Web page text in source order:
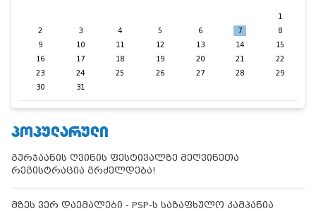
1
2
3 4 5 6 7
8
9
10 11 12 13 14
15
16
17 18 19 20 21
22
23
24 25 26 27 28
29
30
31
ᲞᲝᲞᲣᲚᲐᲠᲣᲚᲘ
გურჯაანის ღვინის ფესტივალზე მეღვინეთა
რეგისტრაცია გრძელდება!
მზეს ვერ დაემალები - PSP-ს საზაფხულო კამპანია